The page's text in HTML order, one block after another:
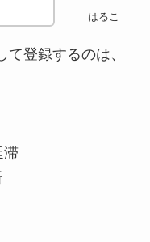
はるこ
て登録するのは、
滞